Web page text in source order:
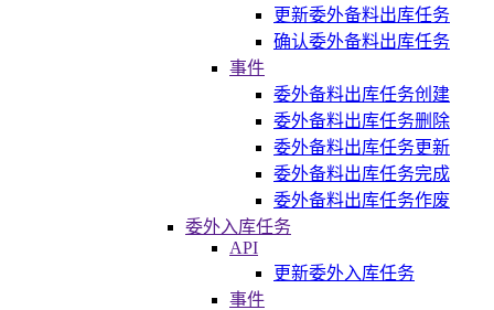
更新委外备料出库任务
确认委外备料出库任务
事件
委外备料出库任务创建
委外备料出库任务删除
委外备料出库任务更新
委外备料出库任务完成
委外备料出库任务作废
委外入库任务
API
更新委外入库任务
事件